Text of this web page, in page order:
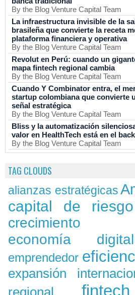
By the Blog Venture Capital Team
La infraestructura invisible de la
brasileña que convierte la receta
plataforma financiera y operativa
By the Blog Venture Capital Team
Revolut en Perú: cuando un
mapa fintech regional cambia
By the Blog Venture Capital Team
Cuando Y Combinator entra, el
startup colombiana que convierte
señal estratégica
By the Blog Venture Capital Team
Bliss y la automatización
valor en HealthTech está en el
By the Blog Venture Capital Team
TAG CLOUDS
alianzas estratégicas
capital de riesgo
crecimiento
economía digital
emprendedor
expansión
regional
fintech